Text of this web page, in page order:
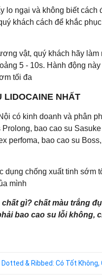
lo ngại và không biết
khách cách để khắc
vật, quý khách hãy
5 - 10s. Hành động
tối đa
LIDOCAINE NHẤT
có kinh doanh và phân
bao cao su
perfoma, bao cao su
chống xuất tinh sớm
mình
gì? chất màu trắng
bao cao su lỗi không,
& Ribbed: Có Tốt Không,